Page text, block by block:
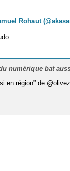
Rohaut
numérique bat
en région” de